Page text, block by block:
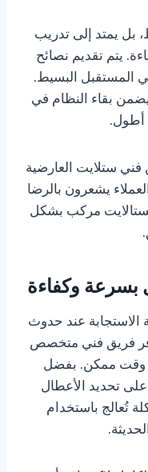
بل يمتد إلى تدريب
يتم تقديم نصائح
المستقبل البسيط.
بقاء النظام في
أطول.
ستلايت العارضية
يشعرون بالرضا
مركب بشكل
الاستجابة عند حدوث
فريق فني متخصص
وقت ممكن. بفضل
تحديد الأعطال
تُعالج باستخدام